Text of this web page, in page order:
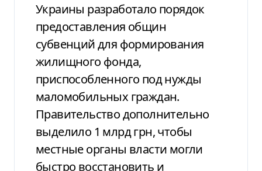
Украины разработало порядок
предоставления общин
субвенций для формирования
жилищного фонда,
приспособленного под нужды
маломобильных граждан.
Правительство дополнительно
выделило 1 млрд грн, чтобы
местные органы власти могли
быстро восстановить и